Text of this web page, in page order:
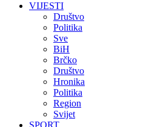
VIJESTI
Društvo
Politika
Sve
BiH
Brčko
Društvo
Hronika
Politika
Region
Svijet
SPORT